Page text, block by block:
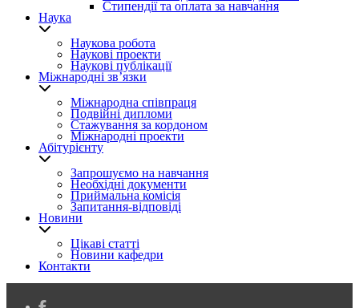
Стипендії та оплата за навчання
Наука
Наукова робота
Наукові проекти
Наукові публікації
Міжнародні зв’язки
Міжнародна співпраця
Подвійні дипломи
Стажування за кордоном
Міжнародні проекти
Абітурієнту
Запрошуємо на навчання
Необхідні документи
Приймальна комісія
Запитання-відповіді
Новини
Цікаві статті
Новини кафедри
Контакти